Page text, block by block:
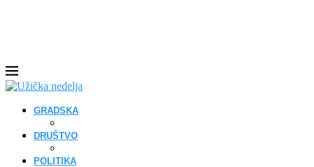
GRADSKA
DRUŠTVO
POLITIKA